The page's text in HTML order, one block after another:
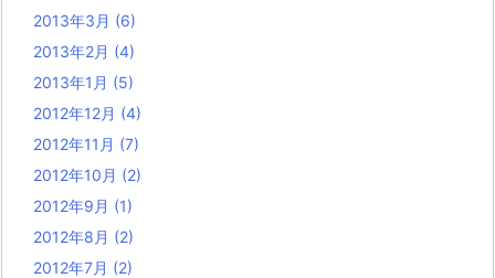
2013年3月 (6)
2013年2月 (4)
2013年1月 (5)
2012年12月 (4)
2012年11月 (7)
2012年10月 (2)
2012年9月 (1)
2012年8月 (2)
2012年7月 (2)